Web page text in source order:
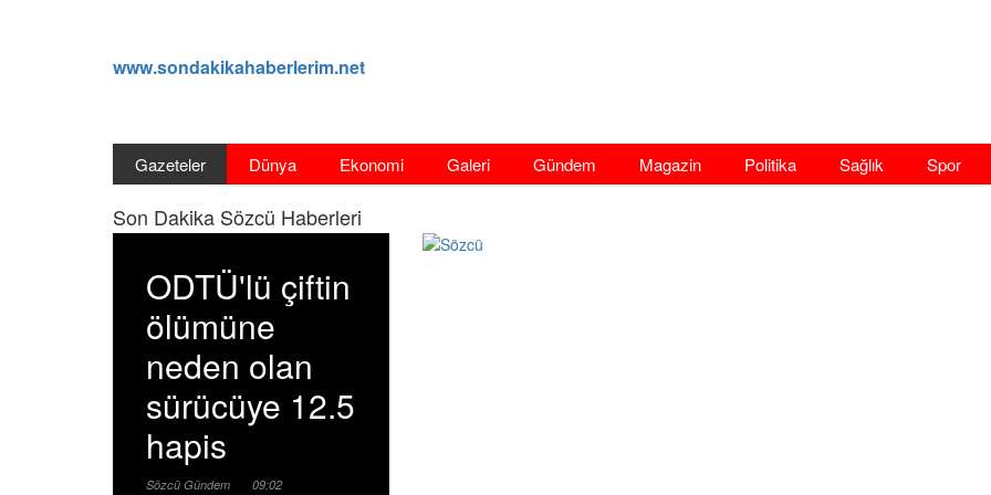
www.sondakikahaberlerim.net
Gazeteler Dünya Ekonomi Galeri Gündem Magazin Politika Sağlık Spor
Son Dakika Sözcü Haberleri
ODTÜ'lü çiftin
ölümüne
neden olan
sürücüye 12.5
hapis
Sözcü Gündem 09:02